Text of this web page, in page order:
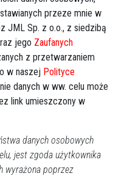
doraźna
,konkurs na dyrektora
przeze mnie w
JML Sp. z o.o., z siedzibą
jego Zaufanych
z przetwarzaniem
w naszej Polityce
danych w ww. celu może
link umieszczony w
danych osobowych
jest zgoda użytkownika
wyrażona poprzez